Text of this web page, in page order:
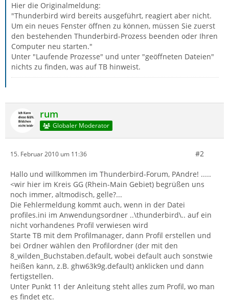
Hier die Originalmeldung:
"Thunderbird wird bereits ausgeführt, reagiert aber nicht.
Um ein neues Fenster öffnen zu können, müssen Sie zuerst
den bestehenden Thunderbird-Prozess beenden oder Ihren
Computer neu starten."
Unter "Laufende Prozesse" und unter "geöffneten Dateien"
nichts zu finden, was auf TB hinweist.
rum
Globaler Moderator
15. Februar 2010 um 11:36 #2
Hallo und willkommen im Thunderbird-Forum, PAndre! .....
<wir hier im Kreis GG (Rhein-Main Gebiet) begrüßen uns
noch immer, altmodisch, gelle?...
Die Fehlermeldung kommt auch, wenn in der Datei
profiles.ini im Anwendungsordner ..\thunderbird\.. auf ein
nicht vorhandenes Profil verwiesen wird
Starte TB mit dem Profilmanager, dann Profil erstellen und
bei Ordner wählen den Profilordner (der mit den
8_wilden_Buchstaben.default, wobei default auch sonstwie
heißen kann, z.B. ghw63k9g.default) anklicken und dann
fertigstellen.
Unter Punkt 11 der Anleitung steht alles zum Profil, wo man
es findet etc.